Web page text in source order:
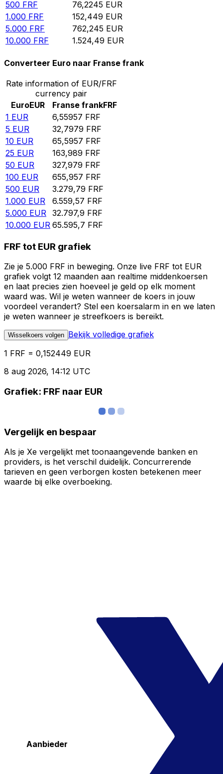
500 FRF 76,2245 EUR
1.000 FRF 152,449 EUR
5.000 FRF 762,245 EUR
10.000 FRF 1.524,49 EUR
Converteer Euro naar Franse frank
Rate information of EUR/FRF
currency pair
EuroEUR Franse frankFRF
1 EUR 6,55957 FRF
5 EUR 32,7979 FRF
10 EUR 65,5957 FRF
25 EUR 163,989 FRF
50 EUR 327,979 FRF
100 EUR 655,957 FRF
500 EUR 3.279,79 FRF
1.000 EUR 6.559,57 FRF
5.000 EUR 32.797,9 FRF
10.000 EUR 65.595,7 FRF
FRF tot EUR grafiek
Zie je 5.000 FRF in beweging. Onze live FRF tot EUR
grafiek volgt 12 maanden aan realtime middenkoersen
en laat precies zien hoeveel je geld op elk moment
waard was. Wil je weten wanneer de koers in jouw
voordeel verandert? Stel een koersalarm in en we laten
je weten wanneer je streefkoers is bereikt.
Wisselkoers volgen Bekijk volledige grafiek
1 FRF = 0,152449 EUR
8 aug 2026, 14:12 UTC
Grafiek: FRF naar EUR
Vergelijk en bespaar
Als je Xe vergelijkt met toonaangevende banken en
providers, is het verschil duidelijk. Concurrerende
tarieven en geen verborgen kosten betekenen meer
waarde bij elke overboeking.
Aanbieder